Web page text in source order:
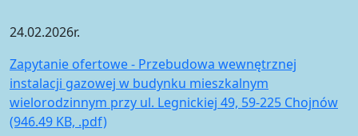
24.02.2026r.
Zapytanie ofertowe - Przebudowa wewnętrznej
instalacji gazowej w budynku mieszkalnym
wielorodzinnym przy ul. Legnickiej 49, 59-225 Chojnów
(946.49 KB, .pdf)